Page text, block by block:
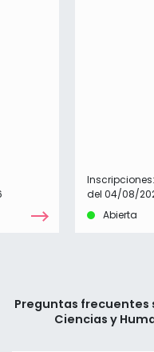
Inscripciones:
del 04/08/
Abierta
Preguntas frecuentes
Ciencias y